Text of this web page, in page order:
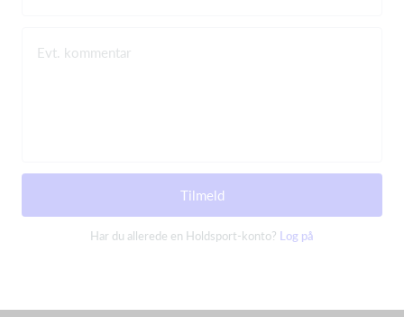
Evt. kommentar
Tilmeld
Har du allerede en Holdsport-konto? Log på